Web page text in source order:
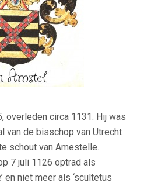
overleden circa 1131. Hij was
van de bisschop van Utrecht
schout van Amestelle.
7 juli 1126 optrad als
en niet meer als ‘scultetus